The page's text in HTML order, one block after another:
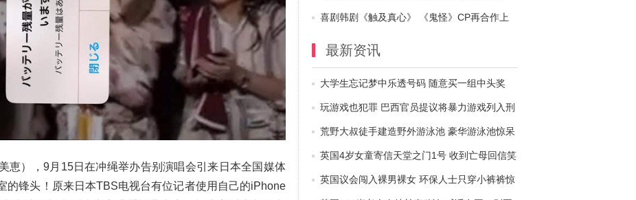
恵），9月15日在冲绳举办告别演唱会引来日本全国媒体
的锋头！原来日本TBS电视台有位记者使用自己的iPhone
次合照
喜剧韩剧《触及真心》 《鬼怪》CP再合作上
最新资讯
大学生忘记梦中乐透号码 随意买一组中头奖
玩游戏也犯罪 巴西官员提议将暴力游戏列入刑
事犯罪
荒野大叔徒手建造野外游泳池 豪华游泳池惊呆
众人
英国4岁女童寄信天堂之门1号 收到亡母回信笑
着入睡
英国议会闯入裸男裸女 环保人士只穿小裤裤惊
呆西装革履议员